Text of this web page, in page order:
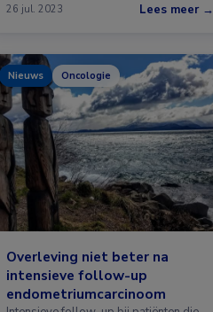
26 jul. 2023 Lees meer →
Nieuws Oncologie
Overleving niet beter na
intensieve follow-up
endometriumcarcinoom